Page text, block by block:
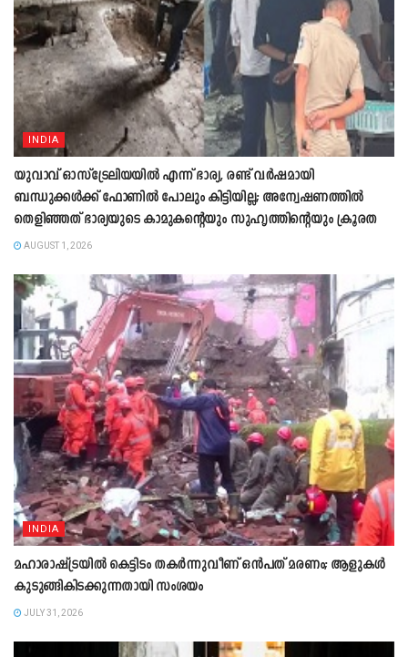
INDIA
യുവാവ് ഓസ്ട്രേലിയയിൽ എന്ന് ഭാര്യ, രണ്ട് വർഷമായി
ബന്ധുക്കൾക്ക് ഫോണിൽ പോലും കിട്ടിയില്ല; അന്വേഷണത്തിൽ
തെളിഞ്ഞത് ഭാര്യയുടെ കാമുകന്‍റെയും സുഹൃത്തിന്‍റെയും ക്രൂരത
AUGUST 1, 2026
INDIA
മഹാരാഷ്ട്രയിൽ കെട്ടിടം തകർന്നുവീണ് ഒൻപത് മരണം; ആളുകൾ
കുടുങ്ങികിടക്കുന്നതായി സംശയം
JULY 31, 2026